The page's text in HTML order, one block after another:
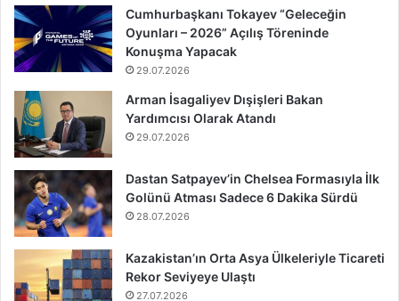
Cumhurbaşkanı Tokayev “Geleceğin
Oyunları – 2026” Açılış Töreninde
Konuşma Yapacak
29.07.2026
Arman İsagaliyev Dışişleri Bakan
Yardımcısı Olarak Atandı
29.07.2026
Dastan Satpayev’in Chelsea Formasıyla İlk
Golünü Atması Sadece 6 Dakika Sürdü
28.07.2026
Kazakistan’ın Orta Asya Ülkeleriyle Ticareti
Rekor Seviyeye Ulaştı
27.07.2026